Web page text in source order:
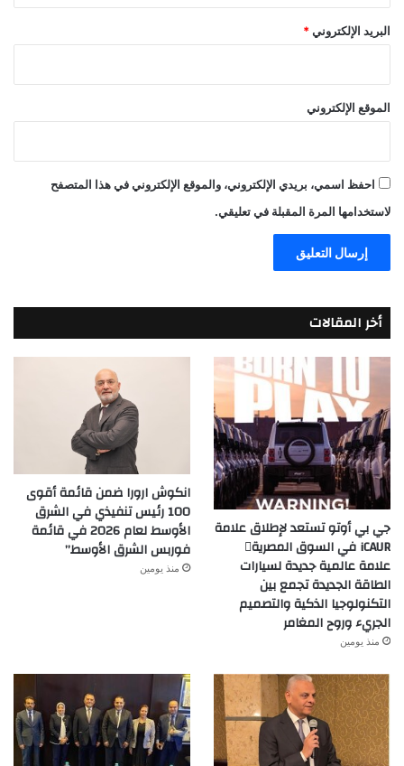
البريد الإلكتروني *
الموقع الإلكتروني
احفظ اسمي، بريدي الإلكتروني، والموقع الإلكتروني في هذا المتصفح
لاستخدامها المرة المقبلة في تعليقي.
أخر المقالات
جي بي أوتو تستعد لإطلاق علامة
iCAUR في السوق المصرية
علامة عالمية جديدة لسيارات
الطاقة الجديدة تجمع بين
التكنولوجيا الذكية والتصميم
الجريء وروح المغامر
منذ يومين
انكوش ارورا ضمن قائمة أقوى
100 رئيس تنفيذي في الشرق
الأوسط لعام 2026 في قائمة
فوربس الشرق الأوسط”
منذ يومين